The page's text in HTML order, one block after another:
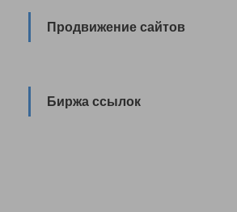
Продвижение сайтов
Биржа ссылок